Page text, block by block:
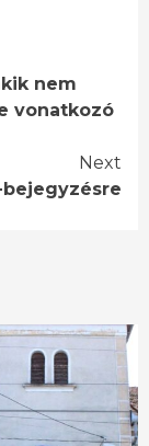
nem
vonatkozó
Next